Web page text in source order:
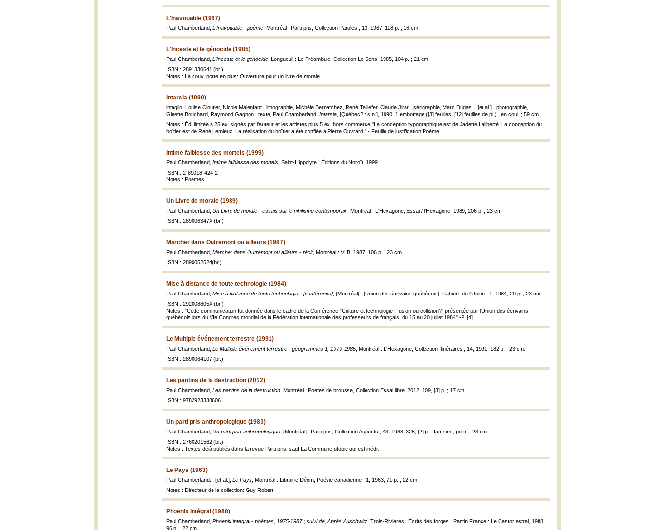
L'Inavouable (1967)
Paul Chamberland, L'Inavouable - poème , Montréal : Parti pris, Collection Paroles ; 13, 1967, 118 p. ; 16 cm.
L'Inceste et le génocide (1985)
Paul Chamberland, L'Inceste et le génocide , Longueuil : Le Préambule, Collection Le Sens, 1985, 104 p. ; 21 cm.
ISBN : 2891330641 (br.)
Notes : La couv. porte en plus: Ouverture pour un livre de morale
Intarsia (1990)
intaglio, Louise Cloutier, Nicole Malenfant ; lithographie, Michèle Bernatchez, René Taillefer, Claude Jirar ; sérigraphie, Marc Dugas... [et al.] ; photographie,
Ginette Bouchard, Raymond Gagnon ; texte, Paul Chamberland, Intarsia , [Québec? : s.n.], 1990, 1 emboîtage ([3] feuilles, [12] feuilles de pl.) : en coul. ; 59 cm.
Notes : Éd. limitée à 25 ex. signés par l'auteur et les artistes plus 5 ex. hors commerce|"La conception typographique est de Jadette Laliberté. La conception du
boîtier est de René Lemieux. La réalisation du boîtier a été confiée à Pierre Ouvrard." - Feuille de justification|Poème
Intime faiblesse des mortels (1999)
Paul Chamberland, Intime faiblesse des mortels , Saint-Hippolyte : Éditions du Noroît, 1999
ISBN : 2-89018-424-2
Notes : Poèmes
Un Livre de morale (1989)
Paul Chamberland, Un Livre de morale - essais sur le nihilisme contemporain , Montréal : L'Hexagone, Essai / l'Hexagone, 1989, 206 p. ; 23 cm.
ISBN : 289006347X (br.)
Marcher dans Outremont ou ailleurs (1987)
Paul Chamberland, Marcher dans Outremont ou ailleurs - récit, Montréal : VLB, 1987, 106 p. ; 23 cm.
ISBN : 2890052524(br.)
Mise à distance de toute technologie (1984)
Paul Chamberland, Mise à distance de toute technologie - [conférence], [Montréal] : [Union des écrivains québécois], Cahiers de l'Union ; 1, 1984, 20 p. ; 23 cm.
ISBN : 292008805X (br.)
Notes : "Cette communication fut donnée dans le cadre de la Conférence "Culture et technologie : fusion ou collision?" présentée par l'Union des écrivains
québécois lors du VIe Congrès mondial de la Fédération internationale des professeurs de français, du 15 au 20 juillet 1984".-P. [4]
Le Multiple événement terrestre (1991)
Paul Chamberland, Le Multiple événement terrestre - géogrammes 1, 1979-1985 , Montréal : L'Hexagone, Collection Itinéraires ; 14, 1991, 182 p. ; 23 cm.
ISBN : 2890064107 (br.)
Les pantins de la destruction (2012)
Paul Chamberland, Les pantins de la destruction , Montréal : Poètes de brousse, Collection Essai libre, 2012, 109, [3] p. ; 17 cm.
ISBN : 9782923338606
Un parti pris anthropologique (1983)
Paul Chamberland, Un parti pris anthropologique , [Montréal] : Parti pris, Collection Aspects ; 43, 1983, 325, [2] p. : fac-sim., portr. ; 23 cm.
ISBN : 2760201562 (br.)
Notes : Textes déjà publiés dans la revue Parti pris, sauf La Commune utopie qui est inédit
Le Pays (1963)
Paul Chamberland... [et al.], Le Pays , Montréal : Librairie Déom, Poésie canadienne ; 1, 1963, 71 p. ; 22 cm.
Notes : Directeur de la collection: Guy Robert
Phoenix intégral (1988)
Paul Chamberland, Phoenix intégral - poèmes, 1975-1987 ; suivi de, Après Auschwitz , Trois-Rivières : Écrits des forges ; Pantin France : Le Castor astral, 1988,
96 p. ; 22 cm.